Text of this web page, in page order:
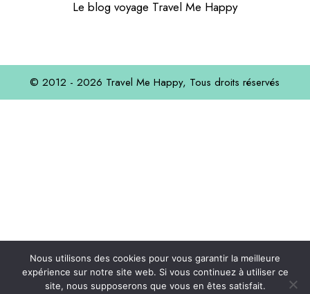
Le blog voyage Travel Me Happy
© 2012 - 2026 Travel Me Happy, Tous droits réservés
Nous utilisons des cookies pour vous garantir la meilleure
expérience sur notre site web. Si vous continuez à utiliser ce
site, nous supposerons que vous en êtes satisfait.